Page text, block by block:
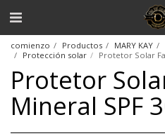
comienzo Productos MARY KAY
Protección solar
Protetor Solar
Protetor
Mineral SPF